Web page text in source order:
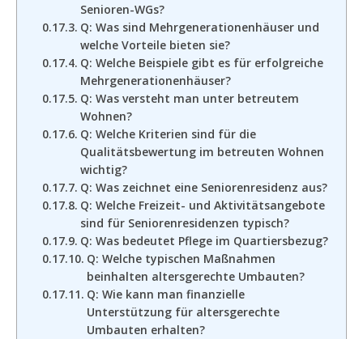
Senioren-WGs?
Q: Was sind Mehrgenerationenhäuser und
welche Vorteile bieten sie?
Q: Welche Beispiele gibt es für erfolgreiche
Mehrgenerationenhäuser?
Q: Was versteht man unter betreutem
Wohnen?
Q: Welche Kriterien sind für die
Qualitätsbewertung im betreuten Wohnen
wichtig?
Q: Was zeichnet eine Seniorenresidenz aus?
Q: Welche Freizeit- und Aktivitätsangebote
sind für Seniorenresidenzen typisch?
Q: Was bedeutet Pflege im Quartiersbezug?
Q: Welche typischen Maßnahmen
beinhalten altersgerechte Umbauten?
Q: Wie kann man finanzielle
Unterstützung für altersgerechte
Umbauten erhalten?